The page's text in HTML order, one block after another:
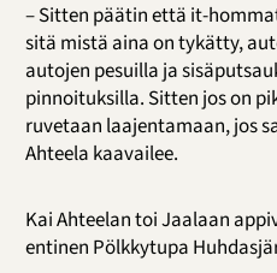
– Sitten päätin että it-
sitä mistä aina on tykätty,
autojen pesuilla ja
pinnoituksilla. Sitten jos on
ruvetaan laajentamaan, jos
Ahteela kaavailee.
Kai Ahteelan toi Jaalaan
entinen Pölkkytupa